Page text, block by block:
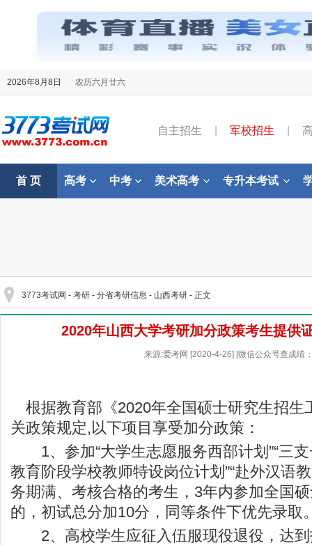
2026年8月8日 农历六月廿六
自主招生 军校招生
首 页 高考 中考 美术高考 专升本考试
3773考试网 - 考研 - 分省考研信息 - 山西考研 - 正文
2020年山西大学考研加分政策考生提供
来源:爱考网 [2020-4-26] [微信公众号查成绩
根据教育部《2020年全国硕士研究生招生
关政策规定,以下项目享受加分政策：
1、参加“大学生志愿服务西部计划”“三支
教育阶段学校教师特设岗位计划”“赴外汉语
务期满、考核合格的考生，3年内参加全国
的，初试总分加10分，同等条件下优先录取
2、高校学生应征入伍服现役退役，达到